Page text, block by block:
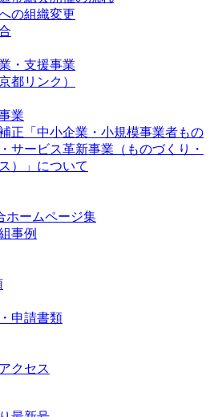
の組織変更
・支援事業
都リンク）
業
正「中小企業・小規模事業者もの
サービス革新事業（ものづくり・
）」について
ホームページ集
事例
申請書類
クセス